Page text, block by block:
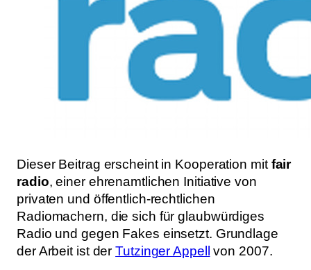
Dieser Beitrag erscheint in Kooperation mit fair
radio, einer ehrenamtlichen Initiative von
privaten und öffentlich-rechtlichen
Radiomachern, die sich für glaubwürdiges
Radio und gegen Fakes einsetzt. Grundlage
der Arbeit ist derTutzinger Appell von 2007.